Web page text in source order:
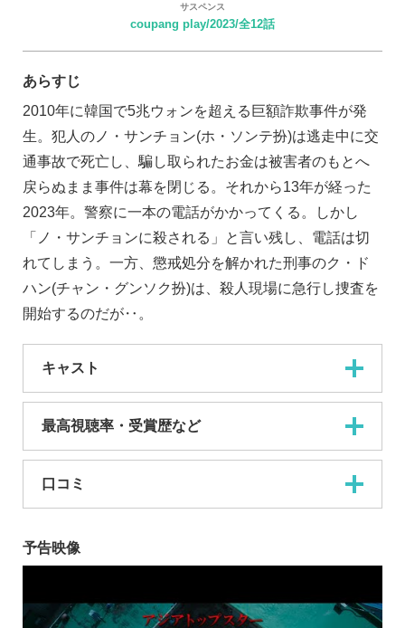
サスペンス
coupang play/2023/全12話
あらすじ
2010年に韓国で5兆ウォンを超える巨額詐欺事件が発
生。犯人のノ・サンチョン(ホ・ソンテ扮)は逃走中に交
通事故で死亡し、騙し取られたお金は被害者のもとへ
戻らぬまま事件は幕を閉じる。それから13年が経った
2023年。警察に一本の電話がかかってくる。しかし
「ノ・サンチョンに殺される」と言い残し、電話は切
れてしまう。一方、懲戒処分を解かれた刑事のク・ド
ハン(チャン・グンソク扮)は、殺人現場に急行し捜査を
開始するのだが‥。
キャスト
最高視聴率・受賞歴など
口コミ
予告映像